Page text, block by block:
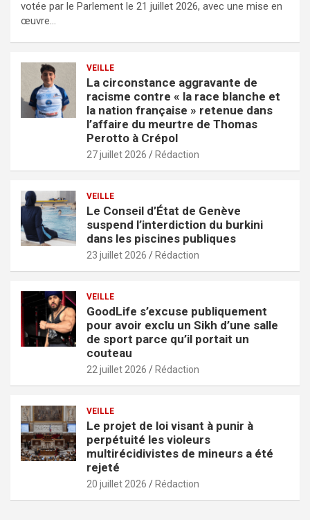
votée par le Parlement le 21 juillet 2026, avec une mise en
œuvre…
VEILLE
La circonstance aggravante de
racisme contre « la race blanche et
la nation française » retenue dans
l’affaire du meurtre de Thomas
Perotto à Crépol
27 juillet 2026 Rédaction
VEILLE
Le Conseil d’État de Genève
suspend l’interdiction du burkini
dans les piscines publiques
23 juillet 2026 Rédaction
VEILLE
GoodLife s’excuse publiquement
pour avoir exclu un Sikh d’une salle
de sport parce qu’il portait un
couteau
22 juillet 2026 Rédaction
VEILLE
Le projet de loi visant à punir à
perpétuité les violeurs
multirécidivistes de mineurs a été
rejeté
20 juillet 2026 Rédaction